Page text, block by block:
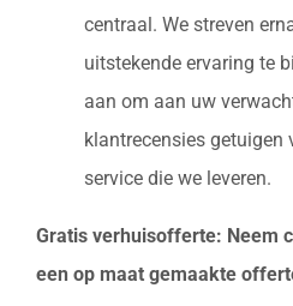
centraal. We streven
uitstekende ervaring te
aan om aan uw
klantrecensies getuigen
service die we leveren.
Gratis verhuisofferte: Neem
een op maat gemaakte